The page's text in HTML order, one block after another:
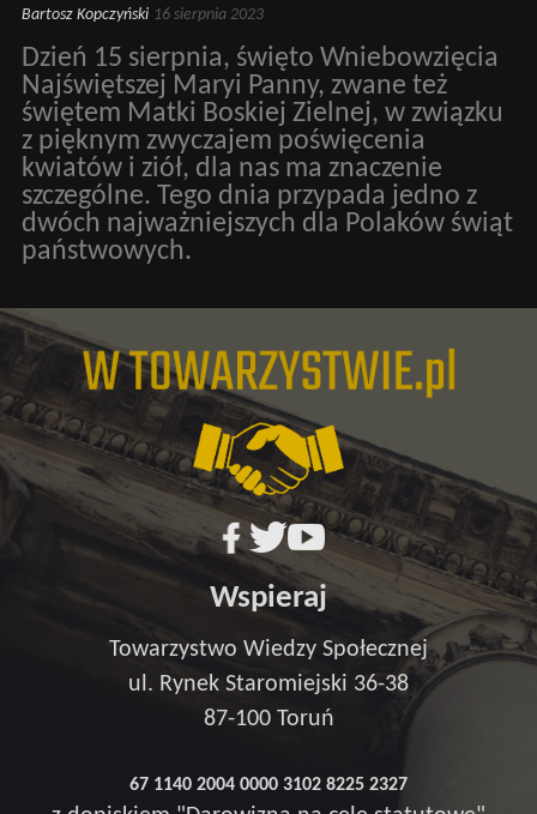
Bartosz Kopczyński 16 sierpnia 2023
Dzień 15 sierpnia, święto Wniebowzięcia
Najświętszej Maryi Panny, zwane też
świętem Matki Boskiej Zielnej, w związku
z pięknym zwyczajem poświęcenia
kwiatów i ziół, dla nas ma znaczenie
szczególne. Tego dnia przypada jedno z
dwóch najważniejszych dla Polaków świąt
państwowych.
Wspieraj
Towarzystwo Wiedzy Społecznej
ul. Rynek Staromiejski 36-38
87-100 Toruń
67 1140 2004 0000 3102 8225 2327